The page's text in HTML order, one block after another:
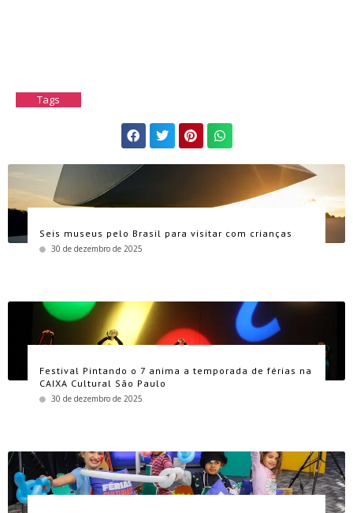
Tags
Seis museus pelo Brasil para visitar com crianças
30 de dezembro de 2025
Festival Pintando o 7 anima a temporada de férias na
CAIXA Cultural São Paulo
30 de dezembro de 2025